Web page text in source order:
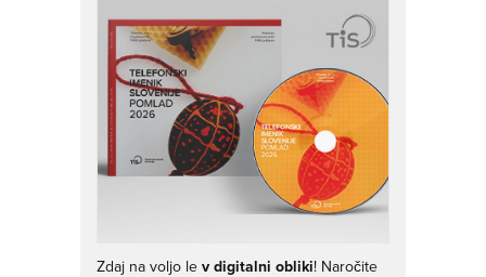
Zdaj na voljo lev digitalni obliki! Naročite